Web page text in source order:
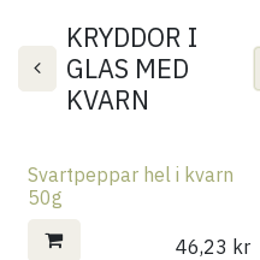
KRYDDOR I
GLAS MED
KVARN
Svartpeppar hel i kvarn
50g
46,23 kr